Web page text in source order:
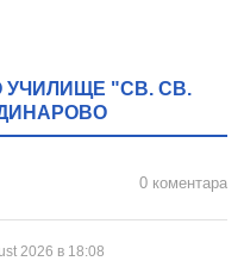
"СВ. СВ.
0 коментара
2026 в 18:08